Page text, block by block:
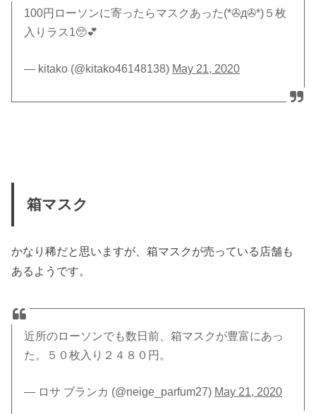
100円ローソンに寄ったらマスクあった(*✇д✇*)５枚
入りラス1🥺💕
— kitako (@kitako46148138) May 21, 2020
箱マスク
かなり稀だと思いますが、箱マスクが売っている店舗も
あるようです。
近所のローソンでも数日前、箱マスクが豊富にあっ
た。５０枚入り２４８０円。
— ロサ ブランカ (@neige_parfum27) May 21, 2020